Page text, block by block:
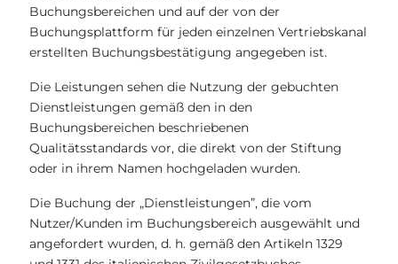
Buchungsbereichen und auf der von der
Buchungsplattform für jeden einzelnen Vertriebskanal
erstellten Buchungsbestätigung angegeben ist.
Die Leistungen sehen die Nutzung der gebuchten
Dienstleistungen gemäß den in den
Buchungsbereichen beschriebenen
Qualitätsstandards vor, die direkt von der Stiftung
oder in ihrem Namen hochgeladen wurden.
Die Buchung der „Dienstleistungen”, die vom
Nutzer/Kunden im Buchungsbereich ausgewählt und
angefordert wurden, d. h. gemäß den Artikeln 1329